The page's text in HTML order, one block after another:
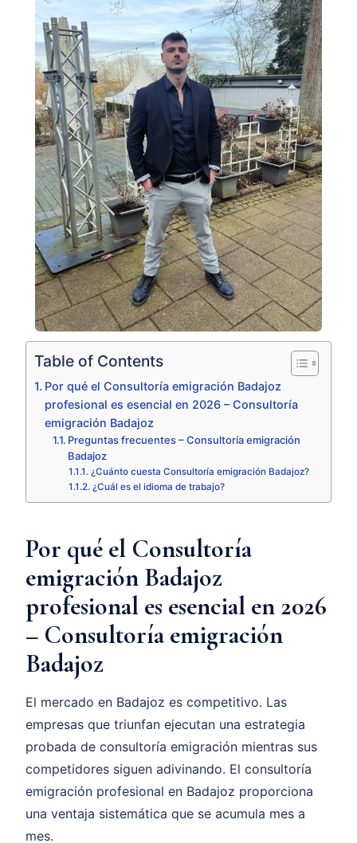
Table of Contents
Por qué el Consultoría emigración Badajoz
profesional es esencial en 2026 – Consultoría
emigración Badajoz
Preguntas frecuentes – Consultoría emigración
Badajoz
¿Cuánto cuesta Consultoría emigración Badajoz?
¿Cuál es el idioma de trabajo?
Por qué el Consultoría
emigración Badajoz
profesional es esencial en 2026
– Consultoría emigración
Badajoz
El mercado en Badajoz es competitivo. Las
empresas que triunfan ejecutan una estrategia
probada de consultoría emigración mientras sus
competidores siguen adivinando. El consultoría
emigración profesional en Badajoz proporciona
una ventaja sistemática que se acumula mes a
mes.